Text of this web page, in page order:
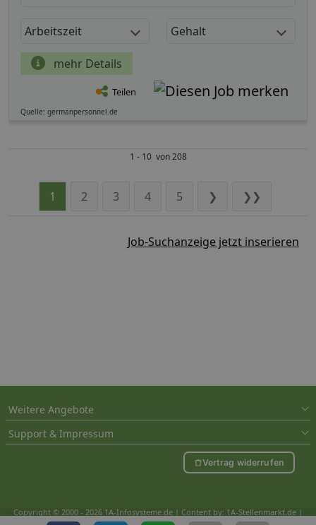
Arbeitszeit Gehalt
mehr Details
Teilen
Quelle: germanpersonnel.de
1 - 10 von 208
1 2 3 4 5 ❯ ❯❯
Job-Suchanzeige jetzt inserieren
Weitere Angebote
Support & Impressum
Vertrag widerrufen
Copyright © 2000 - 2026 1A-Infosysteme.de | Content by: 1A-Stellenmarkt.de |